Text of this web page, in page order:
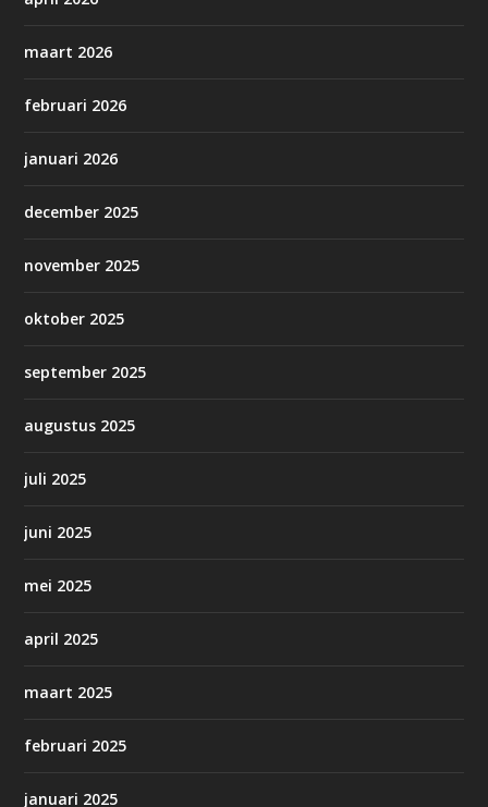
maart 2026
februari 2026
januari 2026
december 2025
november 2025
oktober 2025
september 2025
augustus 2025
juli 2025
juni 2025
mei 2025
april 2025
maart 2025
februari 2025
januari 2025